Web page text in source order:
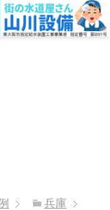
兵庫